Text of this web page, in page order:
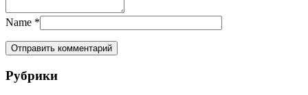
Name *
Рубрики